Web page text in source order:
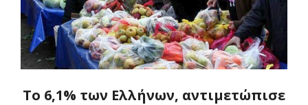
Το 6,1% των Ελλήνων, αντιμετώπισε